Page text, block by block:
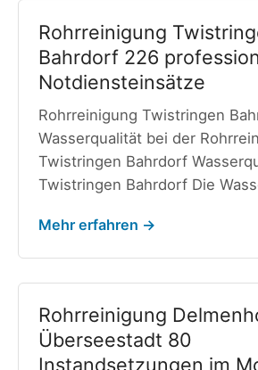
Rohrreinigung
Bahrdorf 226
Notdiensteinsätze
Rohrreinigung Twistringen
Wasserqualität bei der
Twistringen Bahrdorf
Twistringen Bahrdorf Die
Mehr erfahren →
Rohrreinigung
Überseestadt 80
Instandsetzungen im